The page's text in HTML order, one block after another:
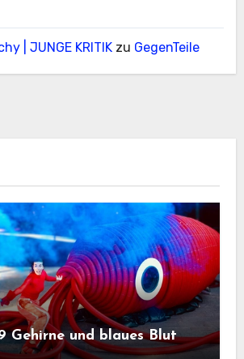
| JUNGE KRITIKzu GegenTeile
Gehirne und blaues Blut